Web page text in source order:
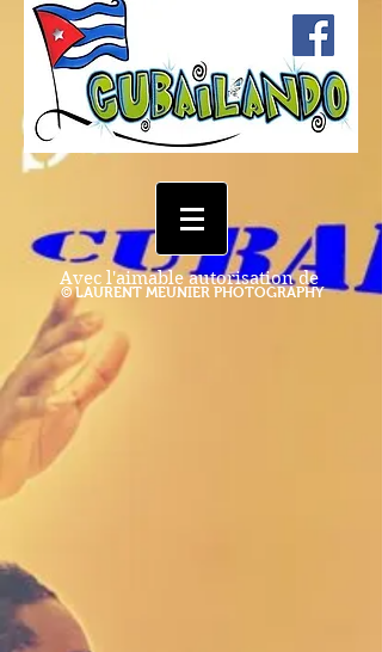
Avec l'aimable autorisation de
© LAURENT MEUNIER PHOTOGRAPHY